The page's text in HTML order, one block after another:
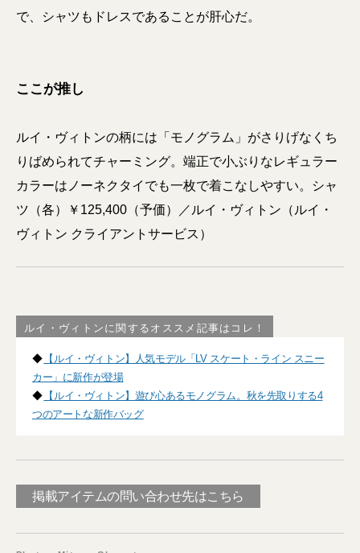
で、シャツもドレスであることが肝心だ。
ここが推し
ルイ・ヴィトンの柄には「モノグラム」がさりげなくち
りばめられてチャーミング。端正で小ぶりなレギュラー
カラーはノーネクタイでも一枚で着こなしやすい。シャ
ツ（各）￥125,400（予価）／ルイ・ヴィトン（ルイ・
ヴィトン クライアントサービス）
ルイ・ヴィトンに関するオススメ記事はコレ！
◆ 【ルイ・ヴィトン】人気モデル「LV スケート・ライン スニー
カー」に新作が登場
◆ 【ルイ・ヴィトン】遊び心あるモノグラム。秋を先取りする4
つのアートな新作バッグ
掲載アイテムの問い合わせ先はこちら